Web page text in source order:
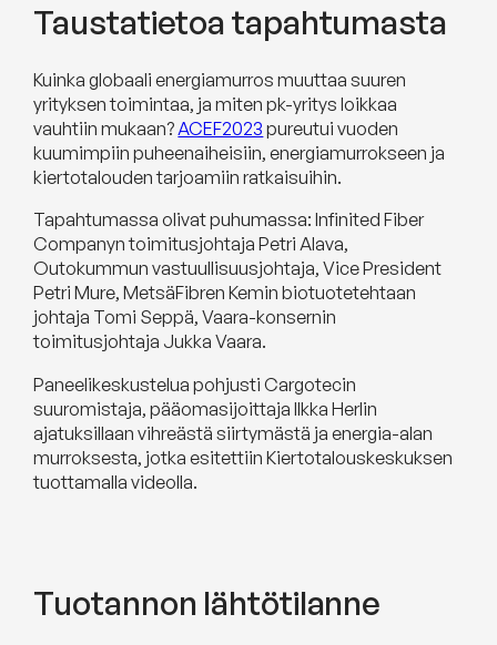
Taustatietoa tapahtumasta
Kuinka globaali energiamurros muuttaa suuren
yrityksen toimintaa, ja miten pk-yritys loikkaa
vauhtiin mukaan?ACEF2023 pureutui vuoden
kuumimpiin puheenaiheisiin, energiamurrokseen ja
kiertotalouden tarjoamiin ratkaisuihin.
Tapahtumassa olivat puhumassa: Infinited Fiber
Companyn toimitusjohtaja Petri Alava,
Outokummun vastuullisuusjohtaja, Vice President
Petri Mure, MetsäFibren Kemin biotuotetehtaan
johtaja Tomi Seppä, Vaara-konsernin
toimitusjohtaja Jukka Vaara.
Paneelikeskustelua pohjusti Cargotecin
suuromistaja, pääomasijoittaja Ilkka Herlin
ajatuksillaan vihreästä siirtymästä ja energia-alan
murroksesta, jotka esitettiin Kiertotalouskeskuksen
tuottamalla videolla.
Tuotannon lähtötilanne